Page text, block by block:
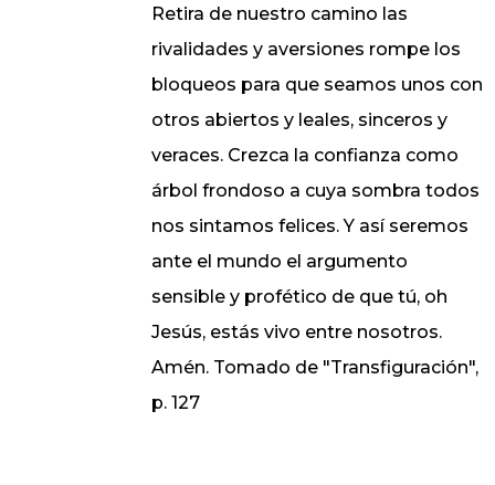
Retira de nuestro camino las
rivalidades y aversiones rompe los
bloqueos para que seamos unos con
otros abiertos y leales, sinceros y
veraces. Crezca la confianza como
árbol frondoso a cuya sombra todos
nos sintamos felices. Y así seremos
ante el mundo el argumento
sensible y profético de que tú, oh
Jesús, estás vivo entre nosotros.
Amén. Tomado de "Transfiguración",
p. 127